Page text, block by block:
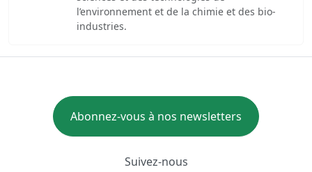
l’environnement et de la chimie et des bio-
industries.
Abonnez-vous à nos newsletters
Suivez-nous